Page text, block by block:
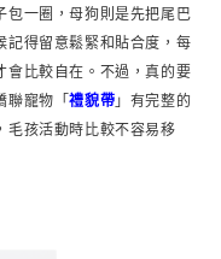
包一圈，母狗則是先把尾巴
記得留意鬆緊和貼合度，每
會比較自在。不過，真的要
聯寵物「禮貌帶 」有完整的
毛孩活動時比較不容易移